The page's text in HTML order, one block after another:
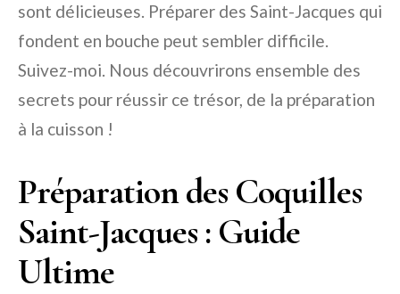
sont délicieuses. Préparer des Saint-Jacques qui
fondent en bouche peut sembler difficile.
Suivez-moi. Nous découvrirons ensemble des
secrets pour réussir ce trésor, de la préparation
à la cuisson !
Préparation des Coquilles
Saint-Jacques : Guide
Ultime